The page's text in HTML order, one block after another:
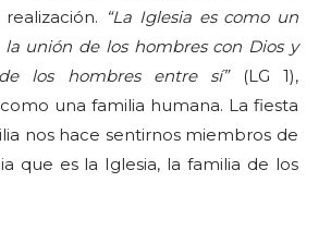
“La Iglesia es como un
la unión de los hombres con Dios y
los hombres entre sí”(LG 1),
una familia humana. La fiesta
nos hace sentirnos miembros de
que es la Iglesia, la familia de los